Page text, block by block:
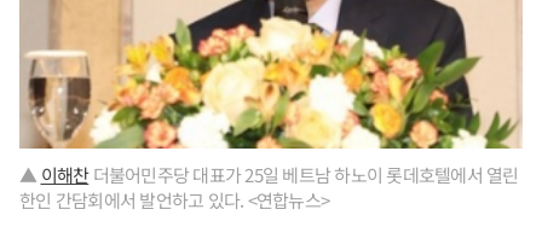
▲이해찬더불어민주당 대표가 25일 베트남 하노이 롯데호텔에서 열린
한인 간담회에서 발언하고 있다. <연합뉴스>